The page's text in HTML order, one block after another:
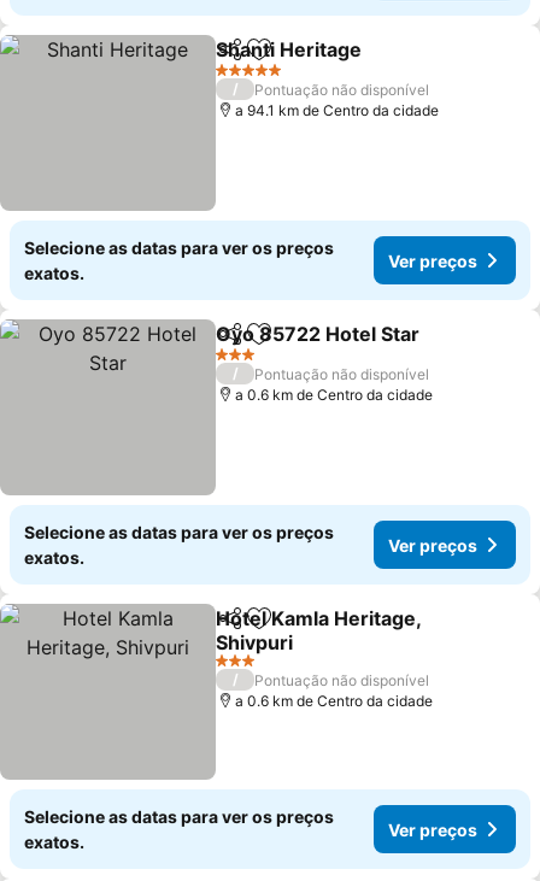
PartilharAdicionar aos favoritos
Shanti Heritage
5 Estrelas
/
Pontuação não disponível
a 94.1 km de Centro da cidade
Selecione as datas para ver os preços
exatos.
Ver preços
PartilharAdicionar aos favoritos
Oyo 85722 Hotel Star
3 Estrelas
/
Pontuação não disponível
a 0.6 km de Centro da cidade
Selecione as datas para ver os preços
exatos.
Ver preços
PartilharAdicionar aos favoritos
Hotel Kamla Heritage,
Shivpuri
Ver preços
3 Estrelas
/
Pontuação não disponível
a 0.6 km de Centro da cidade
Selecione as datas para ver os preços
exatos.
Ver preços